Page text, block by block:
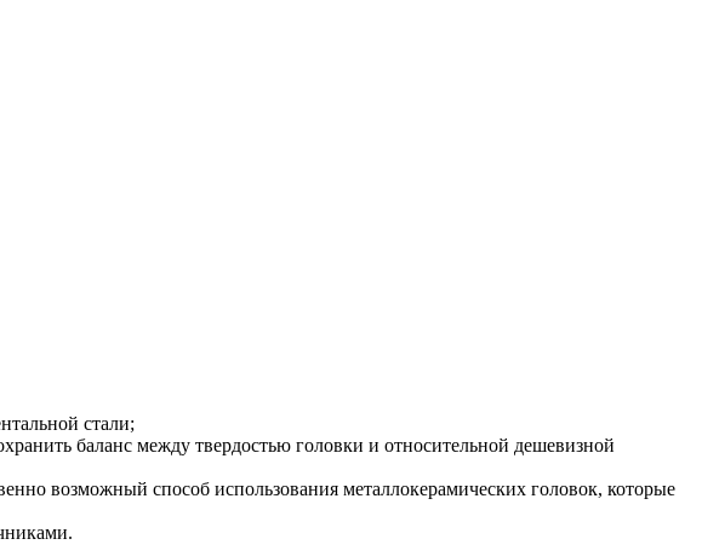
стали;
баланс между твердостью головки и относительной дешевизной
возможный способ использования металлокерамических головок, которые